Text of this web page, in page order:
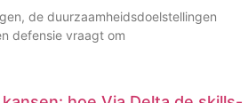
de duurzaamheidsdoelstellingen
defensie vraagt om